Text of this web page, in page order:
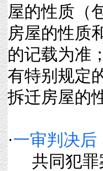
屋的性质
房屋的性质
的记载为准
有特别规定
拆迁房屋的
·一审判决后
共同犯罪